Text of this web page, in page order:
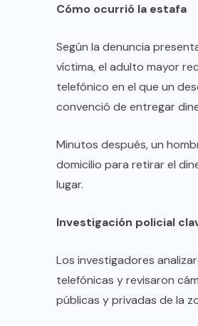
Cómo ocurrió la estafa
Según la denuncia
víctima, el adulto mayor
telefónico en el que un
convenció de entregar
Minutos después, un
domicilio para retirar el
lugar.
Investigación policial
Los investigadores
telefónicas y revisaron
públicas y privadas de la